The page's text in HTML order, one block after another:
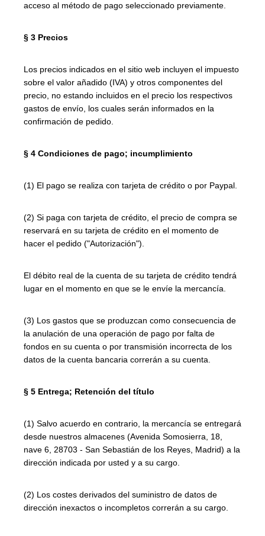
acceso al método de pago seleccionado previamente.
§ 3 Precios
Los precios indicados en el sitio web incluyen el impuesto
sobre el valor añadido (IVA) y otros componentes del
precio, no estando incluidos en el precio los respectivos
gastos de envío, los cuales serán informados en la
confirmación de pedido.
§ 4 Condiciones de pago; incumplimiento
(1) El pago se realiza con tarjeta de crédito o por Paypal.
(2) Si paga con tarjeta de crédito, el precio de compra se
reservará en su tarjeta de crédito en el momento de
hacer el pedido ("Autorización").
El débito real de la cuenta de su tarjeta de crédito tendrá
lugar en el momento en que se le envíe la mercancía.
(3) Los gastos que se produzcan como consecuencia de
la anulación de una operación de pago por falta de
fondos en su cuenta o por transmisión incorrecta de los
datos de la cuenta bancaria correrán a su cuenta.
§ 5 Entrega; Retención del título
(1) Salvo acuerdo en contrario, la mercancía se entregará
desde nuestros almacenes (Avenida Somosierra, 18,
nave 6, 28703 - San Sebastián de los Reyes, Madrid) a la
dirección indicada por usted y a su cargo.
(2) Los costes derivados del suministro de datos de
dirección inexactos o incompletos correrán a su cargo.